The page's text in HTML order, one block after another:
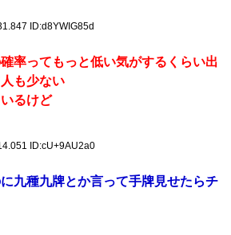
ID:d8YWIG85d
率ってもっと低い気がするくらい出
も少ない
るけど
ID:cU+9AU2a0
九種九牌とか言って手牌見せたらチ